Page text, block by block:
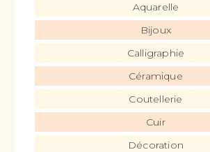
Aquarelle
Bijoux
Calligraphie
Céramique
Coutellerie
Cuir
Décoration